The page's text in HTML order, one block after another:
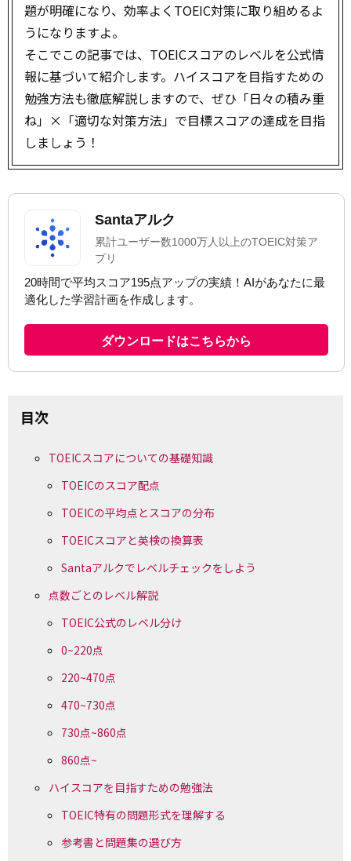
題が明確になり、効率よくTOEIC対策に取り組めるよ
うになりますよ。
そこでこの記事では、TOEICスコアのレベルを公式情
報に基づいて紹介します。ハイスコアを目指すための
勉強方法も徹底解説しますので、ぜひ「日々の積み重
ね」×「適切な対策方法」で目標スコアの達成を目指
しましょう！
目次
TOEICスコアについての基礎知識
TOEICのスコア配点
TOEICの平均点とスコアの分布
TOEICスコアと英検の換算表
Santaアルクでレベルチェックをしよう
点数ごとのレベル解説
TOEIC公式のレベル分け
0~220点
220~470点
470~730点
730点~860点
860点~
ハイスコアを目指すための勉強法
TOEIC特有の問題形式を理解する
参考書と問題集の選び方